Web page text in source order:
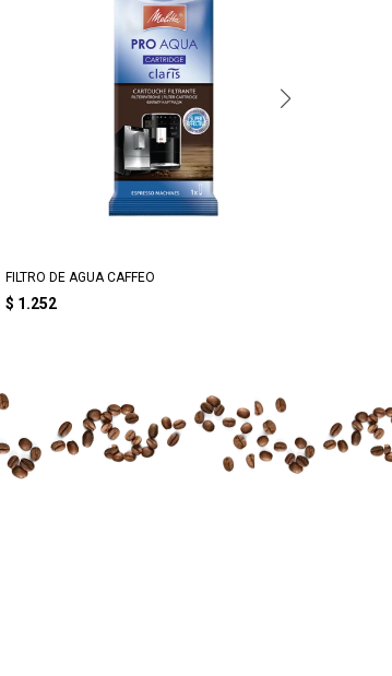
FILTRO DE AGUA CAFFEO
$ 1.252